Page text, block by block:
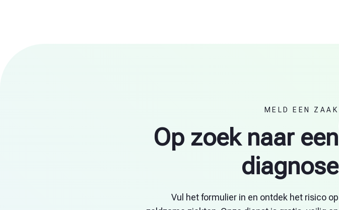
MELD EEN ZAAK
Op zoek naar een
diagnose
Vul het formulier in en ontdek het risico op